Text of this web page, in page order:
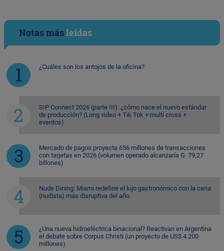
Notas másleídas
¿Cuáles son los antojos de la oficina?
SIP Connect 2026 (parte III): ¿cómo nace el nuevo estándar
de producción? (Long video + Tik Tok + multi cross +
eventos)
Mercado de pagos proyecta 656 millones de transacciones
con tarjetas en 2026 (volumen operado alcanzaría G. 79,27
billones)
Nude Dining: Miami redefine el lujo gastronómico con la cena
(nudista) más disruptiva del año
¿Una nueva hidroeléctrica binacional? Reactivan en Argentina
el debate sobre Corpus Christi (un proyecto de US$ 4.200
millones)